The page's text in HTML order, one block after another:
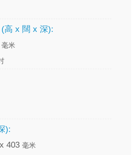
高 x 闊 x 深):
毫米
):
403 毫米